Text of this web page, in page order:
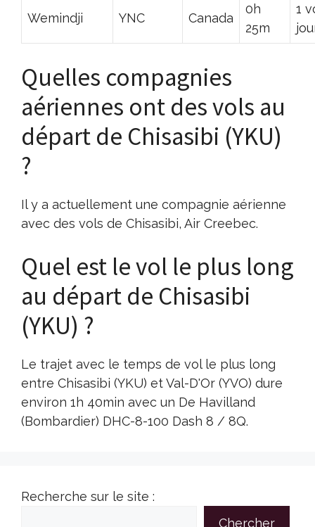
Wemindji YNC Canada
0h
25m
1
Quelles compagnies
aériennes ont des vols au
départ de Chisasibi (YKU)
?
Il y a actuellement une compagnie aérienne
avec des vols de Chisasibi, Air Creebec.
Quel est le vol le plus long
au départ de Chisasibi
(YKU) ?
Le trajet avec le temps de vol le plus long
entre Chisasibi (YKU) et Val-D'Or (YVO) dure
environ 1h 40min avec un De Havilland
(Bombardier) DHC-8-100 Dash 8 / 8Q.
Recherche sur le site :
Chercher